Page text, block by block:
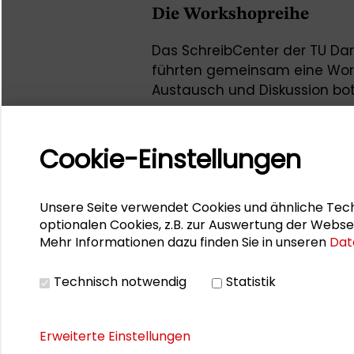
Die Workshopreihe
Das SchreibCenter der TU
führten gemeinsam eine
Austausch und Diskussion
ermöglichte: mit
Language Models.
Die Veranstaltungsreihe
verschiedener Disziplinen,
Tätigkeit, nämlich dem
Ansprechpartnerin seitens
Cookie-Einstellungen
Unsere Seite verwendet Cookies und ähnliche
optionalen Cookies, z.B. zur Auswertung der
Mehr Informationen dazu finden Sie in unseren
Technisch notwendig Statistik
Erweiterte Einstellungen